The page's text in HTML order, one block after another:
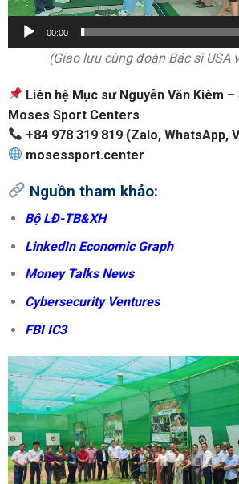
00:00
(Giao lưu cùng đoàn Bác sĩ USA
Liên hệ Mục sư Nguyễn Văn Kiêm
Moses Sport Centers
+84 978 319 819 (Zalo, WhatsApp,
mosessport.center
Nguồn tham khảo:
Bộ LĐ-TB&XH
LinkedIn Economic Graph
Money Talks News
Cybersecurity Ventures
FBI IC3